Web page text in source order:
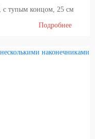
с тупым концом, 25 см
Подробнее